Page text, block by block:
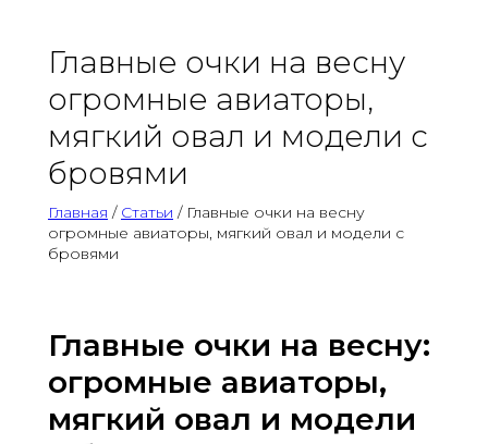
Главные очки на весну
огромные авиаторы,
мягкий овал и модели с
бровями
Главная / Статьи / Главные очки на весну
огромные авиаторы, мягкий овал и модели с
бровями
Главные очки на весну:
огромные авиаторы,
мягкий овал и модели